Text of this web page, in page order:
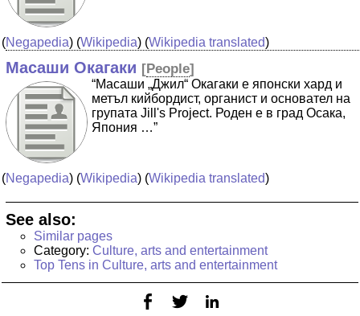
(Negapedia) (Wikipedia) (Wikipedia translated)
Масаши Окагаки [People]
“Масаши „Джил“ Окагаки е японски хард и
метъл кийбордист, органист и основател на
групата Jill's Project. Роден е в град Осака,
Япония …”
(Negapedia) (Wikipedia) (Wikipedia translated)
See also:
Similar pages
Category: Culture, arts and entertainment
Top Tens in Culture, arts and entertainment